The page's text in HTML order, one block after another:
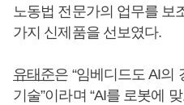
노동법 전문가의 업무를 보
가지 신제품을 선보였다.
유태준은 “임베디드도 AI의
기술”이라며 “AI를 로봇에